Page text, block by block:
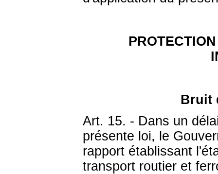
Bruit
Art. 15. - Dans un
présente loi, le
rapport établissant
transport routier et